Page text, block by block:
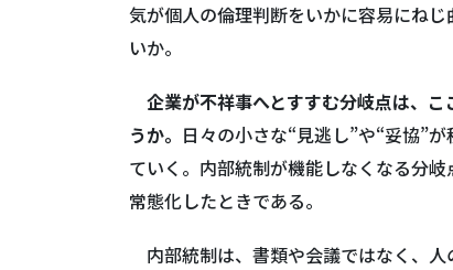
気が個人の倫理判断をいかに容易にね
いか。
企業が不祥事へとすすむ分岐点は、
うか。 日々の小さな“見逃し”や“妥協”
ていく。内部統制が機能しなくなる分
常態化したときである。
内部統制は、書類や会議ではなく、